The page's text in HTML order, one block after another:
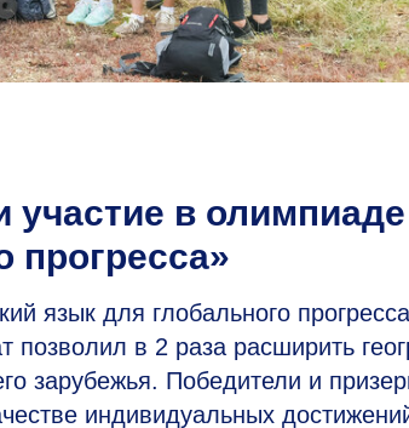
участие в олимпиаде
прогресса»
язык для глобального
в 2 раза расширить
зарубежья. Победители и
индивидуальных